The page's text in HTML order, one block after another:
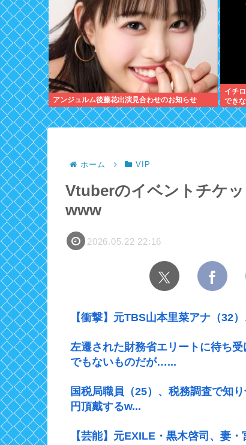
アンジュルム後藤花出演見合わせのお知らせ
イチ
でき
ホーム VIP
Vtuberのイベントチケ
www
2026.05.22 22:16
【衝撃】元TBS山本里菜アナ（32
左遷された財務省エリートに待ち
でもないものだが…...
国税局職員（25）、税務調査で知
円頂戴するw...
【芸能】元EXILE・黒木啓司、妻